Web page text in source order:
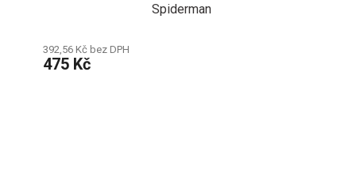
Spiderman
392,56 Kč bez DPH
475 Kč